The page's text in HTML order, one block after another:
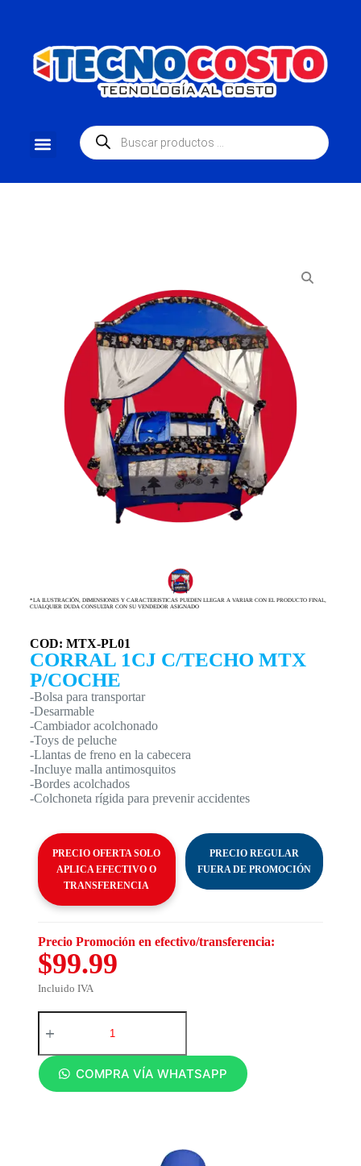
*LA ILUSTRACIÓN, DIMENSIONES Y CARACTERISTICAS PUEDEN LLEGAR A VARIAR CON EL PRODUCTO FINAL,
CUALQUIER DUDA CONSULTAR CON SU VENDEDOR ASIGNADO
COD: MTX-PL01
CORRAL 1CJ C/TECHO MTX
P/COCHE
-Bolsa para transportar
-Desarmable
-Cambiador acolchonado
-Toys de peluche
-Llantas de freno en la cabecera
-Incluye malla antimosquitos
-Bordes acolchados
-Colchoneta rígida para prevenir accidentes
PRECIO OFERTA SOLO
APLICA EFECTIVO O
TRANSFERENCIA
PRECIO REGULAR
FUERA DE PROMOCIÓN
Precio Promoción en efectivo/transferencia:
$99.99
Incluido IVA
COMPRA VÍA WHATSAPP